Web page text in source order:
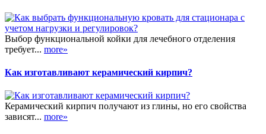
Выбор функциональной койки для лечебного отделения
требует... more»
Как изготавливают керамический кирпич?
Керамический кирпич получают из глины, но его свойства
зависят... more»